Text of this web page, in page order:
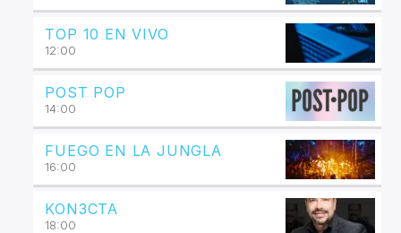
TOP 10 EN VIVO
12:00
POST POP
14:00
FUEGO EN LA JUNGLA
16:00
KON3CTA
18:00